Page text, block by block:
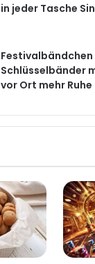
in jeder Tasche
Schlüsselbänder
vor Ort mehr Ruhe